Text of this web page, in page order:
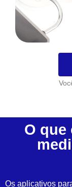
O que
Os aplicativos